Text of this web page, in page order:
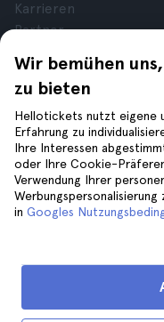
Wir bemühen
zu bieten
Hellotickets nutzt eigene
Erfahrung zu
Ihre Interessen
oder Ihre Cookie-
Verwendung Ihrer
Werbungspersonalisierung
in Googles
Karrieren
Partner
Datenschutz
Allgemeine
Geschäftsbedingungen
Cookies
Impressum
Hilfe